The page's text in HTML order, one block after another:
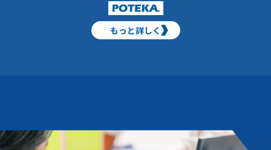
もっと詳しく